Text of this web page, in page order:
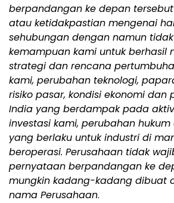
berpandangan ke depan
atau ketidakpastian mengenai
sehubungan dengan namun
kemampuan kami untuk berhasil
strategi dan rencana
kami, perubahan teknologi,
risiko pasar, kondisi ekonomi dan
India yang berdampak pada
investasi kami, perubahan
yang berlaku untuk industri di
beroperasi. Perusahaan tidak
pernyataan berpandangan ke
mungkin kadang-kadang dibuat
nama Perusahaan.